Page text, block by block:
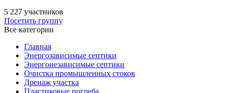
5 227 участников
Посетить группу
Все категории
Главная
Энергозависимые септики
Энергонезависимые септики
Очистка промышленных стоков
Дренаж участка